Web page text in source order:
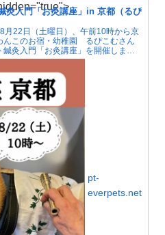
灸入門「お灸講座」in 京都（るぴ
月22日（土曜日）、午前10時から京
んこのお宿・幼稚園 るぴこむさん
鍼灸入門「お灸講座」を開催しま
エアコンによる冷えで人もペットも
が傷みがちです。お灸で血行をよく
解消しましょう。
pt-
everpets.net